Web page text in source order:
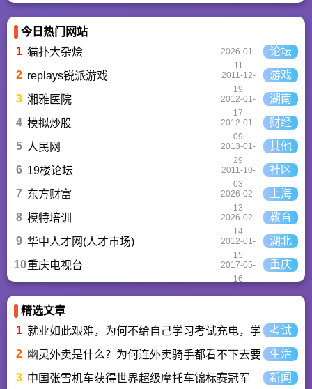
今日热门网站
1 猫扑大杂烩
2026-01-
11
论坛
2 replays锐派游戏
2011-12-
19
游戏
3 湘雅医院
2012-01-
17
湖南
4 模拟炒股
2012-01-
09
财经
5 人民网
2013-01-
29
其他
6 19楼论坛
2011-10-
03
社区
7 东方财富
2026-02-
13
上海
8 模特培训
2026-02-
14
教育
9 华中人才网(人才市场)
2012-01-
15
湖北
10重庆电视台
2017-05-
16
重庆
精选文章
1 就业如此艰难，为何不给自己学习考试充电，学一技之长
考试
2 幽灵外卖是什么？为何连外卖骑手都看不下去要举报？
生活
3 中国张雪机车获得世界超级摩托车锦标赛冠军 新闻